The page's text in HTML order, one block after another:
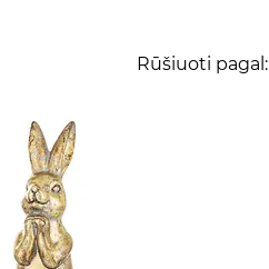
Rūšiuoti pagal: